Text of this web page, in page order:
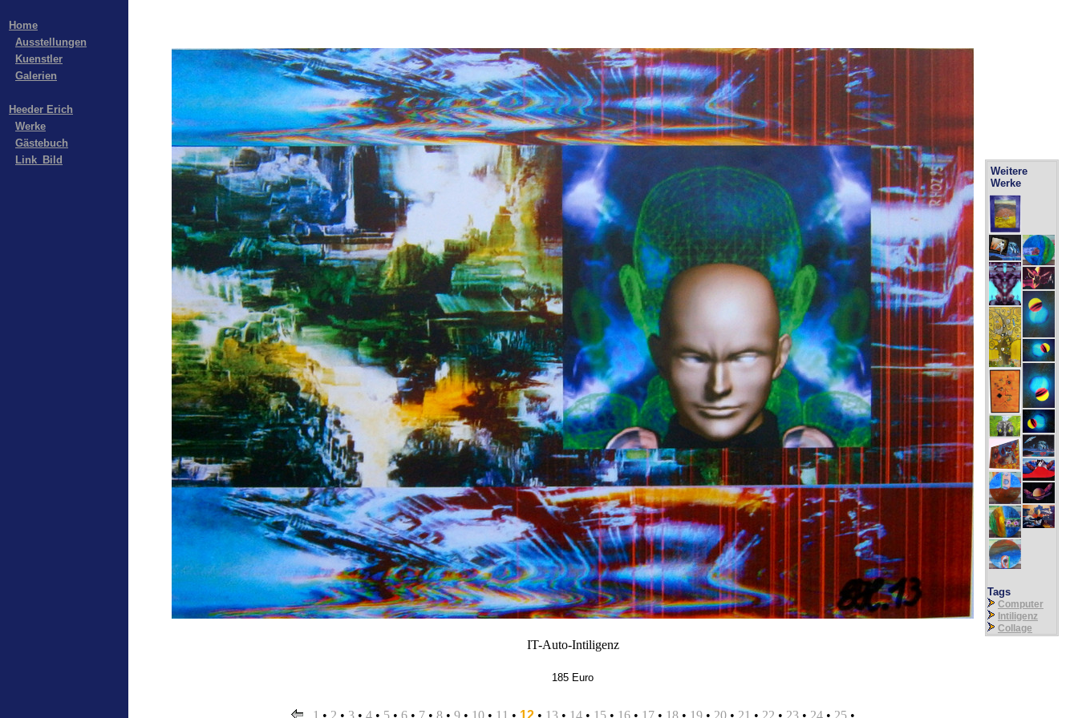
Home
Ausstellungen
Kuenstler
Galerien
Heeder Erich
Werke
Gästebuch
Link_Bild
IT-Auto-Intiligenz
185 Euro
1 • 2 • 3• 4• 5• 6• 7• 8• 9• 10• 11 • 12 • 13• 14• 15• 16• 17• 18• 19• 20• 21 • 22 • 23• 24• 25•
Weitere
Werke
Tags
Computer
Intiligenz
Collage